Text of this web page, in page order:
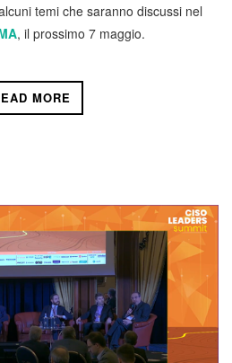
temi che saranno discussi nel
, il prossimo 7 maggio.
MORE